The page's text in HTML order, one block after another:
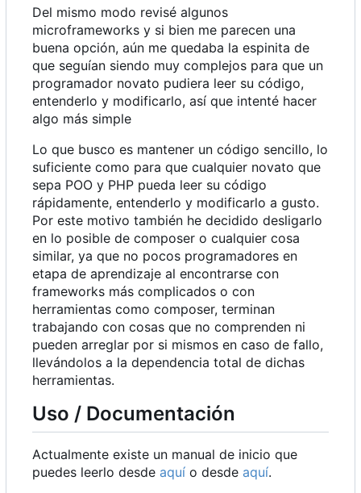
Del mismo modo revisé algunos
microframeworks y si bien me parecen una
buena opción, aún me quedaba la espinita de
que seguían siendo muy complejos para que un
programador novato pudiera leer su código,
entenderlo y modificarlo, así que intenté hacer
algo más simple
Lo que busco es mantener un código sencillo, lo
suficiente como para que cualquier novato que
sepa POO y PHP pueda leer su código
rápidamente, entenderlo y modificarlo a gusto.
Por este motivo también he decidido desligarlo
en lo posible de composer o cualquier cosa
similar, ya que no pocos programadores en
etapa de aprendizaje al encontrarse con
frameworks más complicados o con
herramientas como composer, terminan
trabajando con cosas que no comprenden ni
pueden arreglar por si mismos en caso de fallo,
llevándolos a la dependencia total de dichas
herramientas.
Uso / Documentación
Actualmente existe un manual de inicio que
puedes leerlo desde aquí o desde aquí.